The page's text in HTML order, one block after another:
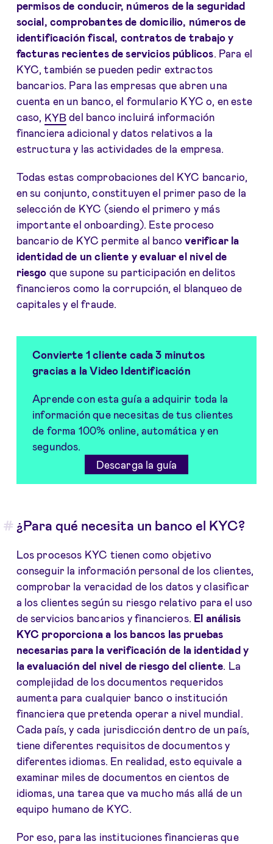
permisos de conducir, números de la seguridad
social, comprobantes de domicilio, números de
identificación fiscal, contratos de trabajo y
facturas recientes de servicios públicos. Para el
KYC, también se pueden pedir extractos
bancarios. Para las empresas que abren una
cuenta en un banco, el formulario KYC o, en este
caso, KYB del banco incluirá información
financiera adicional y datos relativos a la
estructura y las actividades de la empresa.
Todas estas comprobaciones del KYC bancario,
en su conjunto, constituyen el primer paso de la
selección de KYC (siendo el primero y más
importante el onboarding). Este proceso
bancario de KYC permite al bancoverificar la
identidad de un cliente y evaluar el nivel de
riesgo que supone su participación en delitos
financieros como la corrupción, el blanqueo de
capitales y el fraude.
Convierte 1 cliente cada 3 minutos
gracias a la Video Identificación
Aprende con esta guía a adquirir toda la
información que necesitas de tus clientes
de forma 100% online, automática y en
segundos.
Descarga la guía
¿Para qué necesita un banco el KYC?
Los procesos KYC tienen como objetivo
conseguir la información personal de los clientes,
comprobar la veracidad de los datos y clasificar
a los clientes según su riesgo relativo para el uso
de servicios bancarios y financieros. El análisis
KYC proporciona a los bancos las pruebas
necesarias para la verificación de la identidad y
la evaluación del nivel de riesgo del cliente. La
complejidad de los documentos requeridos
aumenta para cualquier banco o institución
financiera que pretenda operar a nivel mundial.
Cada país, y cada jurisdicción dentro de un país,
tiene diferentes requisitos de documentos y
diferentes idiomas. En realidad, esto equivale a
examinar miles de documentos en cientos de
idiomas, una tarea que va mucho más allá de un
equipo humano de KYC.
Por eso, para las instituciones financieras que